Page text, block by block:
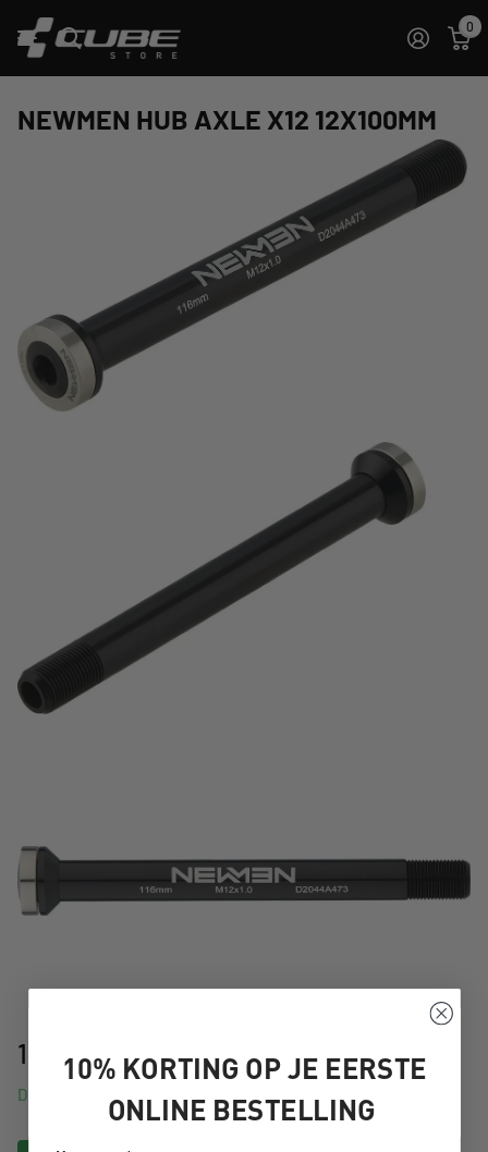
0
NEWMEN HUB AXLE X12 12X100MM
18,-
Direct uit voorraad leverbaar
10% KORTING OP JE EERSTE
ONLINE BESTELLING